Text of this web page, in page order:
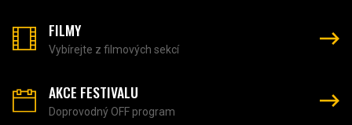
FILMY
Vybírejte z filmových sekcí
AKCE FESTIVALU
Doprovodný OFF program